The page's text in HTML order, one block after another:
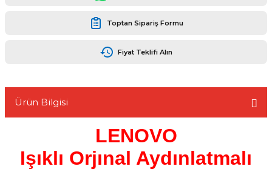
Toptan Sipariş Formu
Fiyat Teklifi Alın
Ürün Bilgisi
LENOVO
Işıklı Orjınal Aydınlatmalı